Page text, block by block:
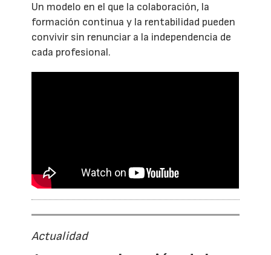
Un modelo en el que la colaboración, la
formación continua y la rentabilidad pueden
convivir sin renunciar a la independencia de
cada profesional.
Actualidad